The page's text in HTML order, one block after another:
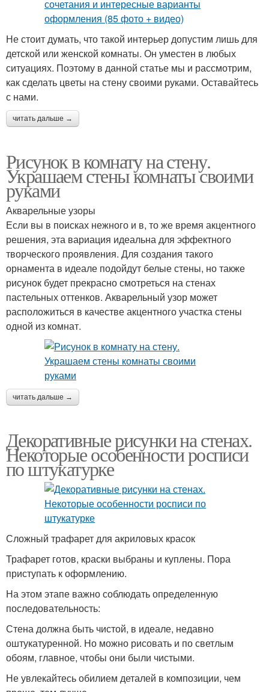
Не стоит думать, что такой интерьер допустим лишь для
детской или женской комнаты. Он уместен в любых
ситуациях. Поэтому в данной статье мы и рассмотрим,
как сделать цветы на стену своими руками. Оставайтесь
с нами.
читать дальше →
Рисунок в комнату на стену.
Украшаем стены комнаты своими
руками
Акварельные узоры
Если вы в поисках нежного и в, то же время акцентного
решения, эта вариация идеальна для эффектного
творческого проявления. Для создания такого
орнамента в идеале подойдут белые стены, но также
рисунок будет прекрасно смотреться на стенах
пастельных оттенков. Акварельный узор может
расположиться в качестве акцентного участка стены
одной из комнат.
читать дальше →
Декоративные рисунки на стенах.
Некоторые особенности росписи
по штукатурке
Сложный трафарет для акриловых красок
Трафарет готов, краски выбраны и куплены. Пора
приступать к оформлению.
На этом этапе важно соблюдать определенную
последовательность:
Стена должна быть чистой, в идеале, недавно
оштукатуренной. Но можно рисовать и по светлым
обоям, главное, чтобы они были чистыми.
Не увлекайтесь обилием деталей в композиции, чем